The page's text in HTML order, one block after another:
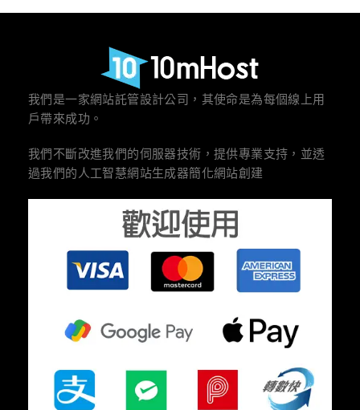
我們是一家網站託管設計公司，其使命是為每個線上用
戶帶來成功。
我們不斷改進我們的伺服器技術，提供專業支持，並透
過我們的人工智慧網站生成器簡化網站創建